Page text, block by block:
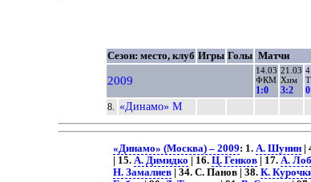
Сезон: место, клуб Игры Голы Матчи
2009
14.03
ФКМ
1:0
21.03
Хим
3:2
8. «Динамо» М
«Динамо» (Москва) – 2009: 1. А. Шунин|
| 15. А. Димидко | 16. Ц. Генков| 17. А.
Н. Замалиев| 34. С. Панов | 38. К.